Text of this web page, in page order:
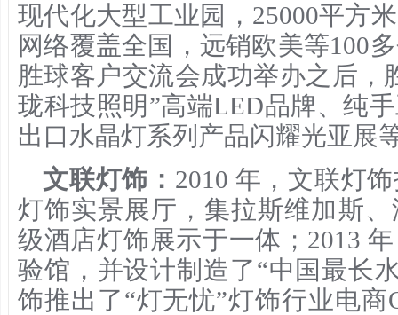
现代化大型工业园，25000平方
网络覆盖全国，远销欧美等100
胜球客户交流会成功举办之后，
珑科技照明”高端LED品牌、纯
出口水晶灯系列产品闪耀光亚展
文联灯饰： 2010 年，文联灯
灯饰实景展厅，集拉斯维加斯
级酒店灯饰展示于一体；2013
验馆，并设计制造了“中国最长
饰推出了“灯无忧”灯饰行业电商